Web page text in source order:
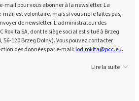
mail pour vous abonner à la newsletter. La
est volontaire, mais si vous ne le faites pas,
de newsletter. L'administrateur des
Rokita SA, dont le siège social est situé à Brzeg
56-120 Brzeg Dolny). Vous pouvez contacter
des données par e-mail:iod.rokita@pcc.eu.
Lire la suite